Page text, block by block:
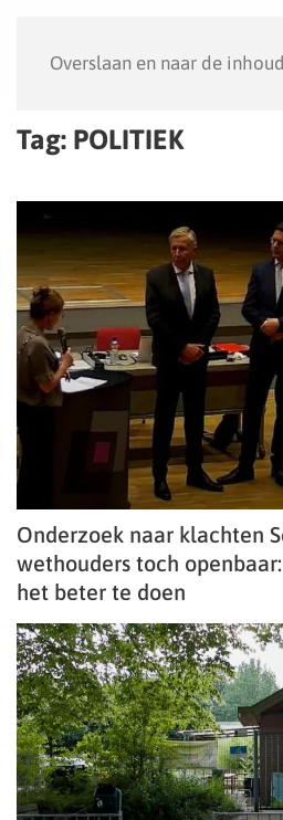
Overslaan en naar de
Tag: POLITIEK
Onderzoek naar klachten
wethouders toch
het beter te doen